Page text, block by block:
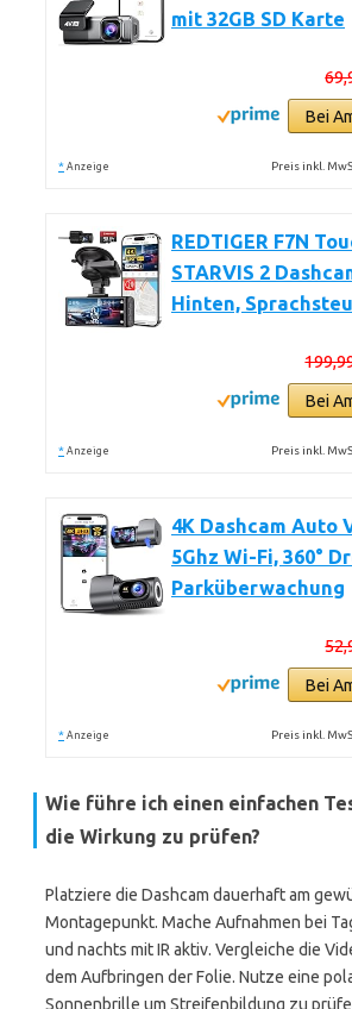
mit 32GB SD Karte
Bei
* Anzeige Preis inkl.
REDTIGER F7N
STARVIS 2
Hinten,
Bei
* Anzeige Preis inkl.
4K Dashcam Auto
5Ghz Wi-Fi, 360°
Parküberwachung
Bei
* Anzeige Preis inkl.
Wie führe ich einen einfachen
die Wirkung zu prüfen?
Platziere die Dashcam dauerhaft am
Montagepunkt. Mache Aufnahmen bei
und nachts mit IR aktiv. Vergleiche die
dem Aufbringen der Folie. Nutze eine
Sonnenbrille um Streifenbildung zu